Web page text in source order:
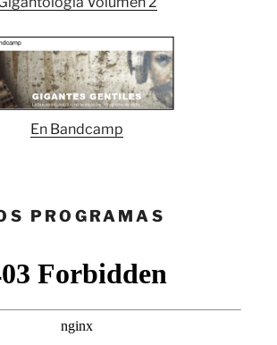
En Bandcamp
PROGRAMAS